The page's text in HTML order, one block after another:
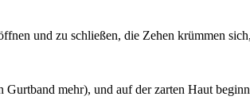
und zu schließen, die Zehen krümmen
mehr), und auf der zarten Haut